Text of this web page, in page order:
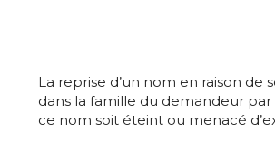
La reprise d’un nom en raison
dans la famille du demandeur
ce nom soit éteint ou menacé